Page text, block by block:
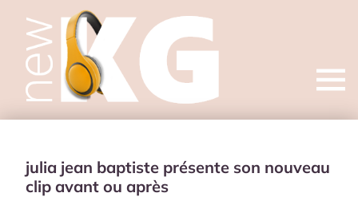
Open
julia jean baptiste présente son nouveau
clip avant ou après